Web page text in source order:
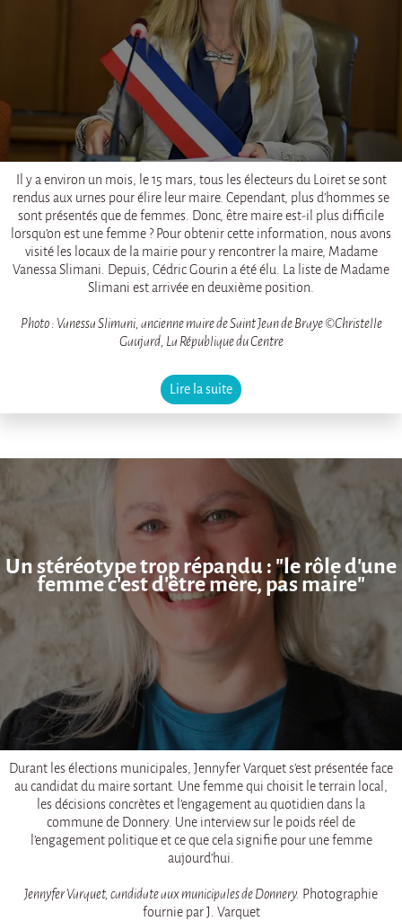
Il y a environ un mois, le 15 mars, tous les électeurs du Loiret se sont
rendus aux urnes pour élire leur maire. Cependant, plus d’hommes se
sont présentés que de femmes. Donc, être maire est-il plus difficile
lorsqu’on est une femme ? Pour obtenir cette information, nous avons
visité les locaux de la mairie pour y rencontrer la maire, Madame
Vanessa Slimani. Depuis, Cédric Gourin a été élu. La liste de Madame
Slimani est arrivée en deuxième position.
Photo : Vanessa Slimani, ancienne maire de Saint Jean de Braye ©Christelle
Gaujard, La République du Centre
Lire la suite
Un stéréotype trop répandu : "le rôle d'une
femme c'est d'être mère, pas maire"
Durant les élections municipales, Jennyfer Varquet s’est présentée face
au candidat du maire sortant. Une femme qui choisit le terrain local,
les décisions concrètes et l’engagement au quotidien dans la
commune de Donnery. Une interview sur le poids réel de
l’engagement politique et ce que cela signifie pour une femme
aujourd’hui.
Jennyfer Varquet, candidate aux municipales de Donnery. Photographie
fournie par J. Varquet